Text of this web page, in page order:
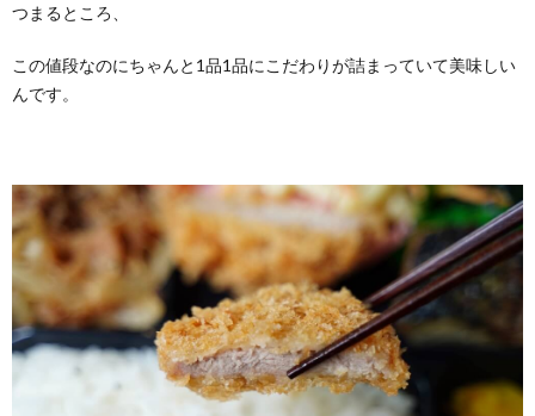
つまるところ、
この値段なのにちゃんと1品1品にこだわりが詰まっていて美味しい
んです。